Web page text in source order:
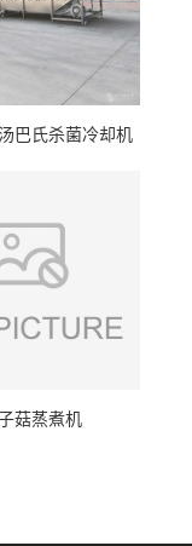
巴氏杀菌冷却机
菇蒸煮机